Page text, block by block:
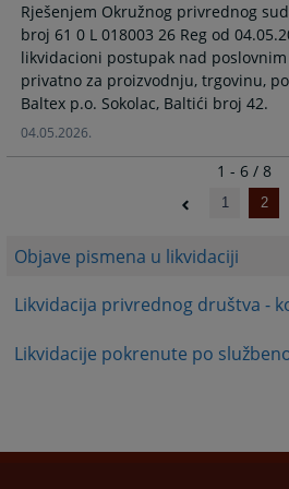
Objave pismena u likvidaciji
Likvidacija privrednog društva -
Likvidacije pokrenute po
Rješenjem Okružnog privrednog
broj 61 0 L 018003 26 Reg od
likvidacioni postupak nad
privatno za proizvodnju, trgovinu,
Baltex p.o. Sokolac, Baltići broj 42.
04.05.2026.
1 - 6 / 8
1 2